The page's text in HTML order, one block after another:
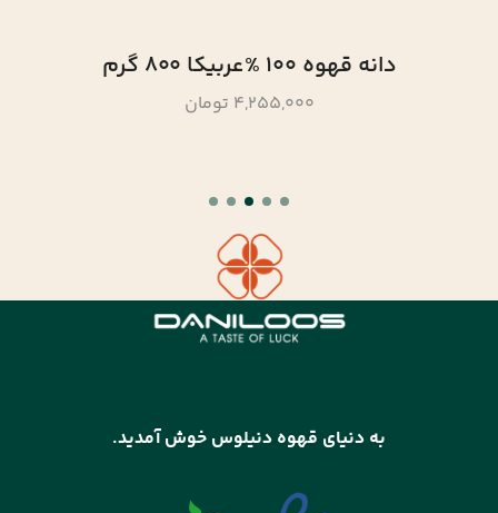
دانه قهوه 100 %عربیکا 800 گرم
به دنیای قهوه دنیلوس خوش آمدید.